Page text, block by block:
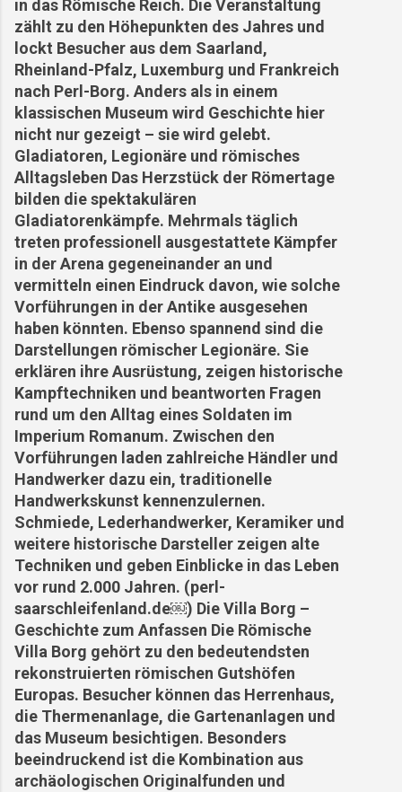
in das Römische Reich. Die Veranstaltung
zählt zu den Höhepunkten des Jahres und
lockt Besucher aus dem Saarland,
Rheinland-Pfalz, Luxemburg und Frankreich
nach Perl-Borg. Anders als in einem
klassischen Museum wird Geschichte hier
nicht nur gezeigt – sie wird gelebt.
Gladiatoren, Legionäre und römisches
Alltagsleben Das Herzstück der Römertage
bilden die spektakulären
Gladiatorenkämpfe. Mehrmals täglich
treten professionell ausgestattete Kämpfer
in der Arena gegeneinander an und
vermitteln einen Eindruck davon, wie solche
Vorführungen in der Antike ausgesehen
haben könnten. Ebenso spannend sind die
Darstellungen römischer Legionäre. Sie
erklären ihre Ausrüstung, zeigen historische
Kampftechniken und beantworten Fragen
rund um den Alltag eines Soldaten im
Imperium Romanum. Zwischen den
Vorführungen laden zahlreiche Händler und
Handwerker dazu ein, traditionelle
Handwerkskunst kennenzulernen.
Schmiede, Lederhandwerker, Keramiker und
weitere historische Darsteller zeigen alte
Techniken und geben Einblicke in das Leben
vor rund 2.000 Jahren. (perl-
saarschleifenland.de⁠￼) Die Villa Borg –
Geschichte zum Anfassen Die Römische
Villa Borg gehört zu den bedeutendsten
rekonstruierten römischen Gutshöfen
Europas. Besucher können das Herrenhaus,
die Thermenanlage, die Gartenanlagen und
das Museum besichtigen. Besonders
beeindruckend ist die Kombination aus
archäologischen Originalfunden und